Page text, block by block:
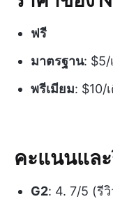
ฟรี
มาตรฐาน: $5/
พรีเมียม: $10/
คะแนนแล
G2: 4. 7/5 (รี